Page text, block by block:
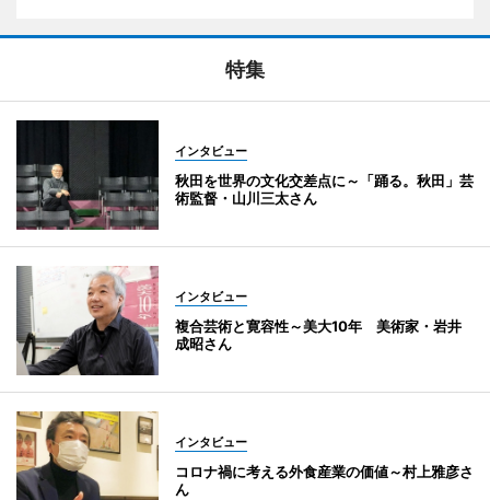
特集
インタビュー
秋田を世界の文化交差点に～「踊る。秋田」芸
術監督・山川三太さん
インタビュー
複合芸術と寛容性～美大10年 美術家・岩井
成昭さん
インタビュー
コロナ禍に考える外食産業の価値～村上雅彦さ
ん